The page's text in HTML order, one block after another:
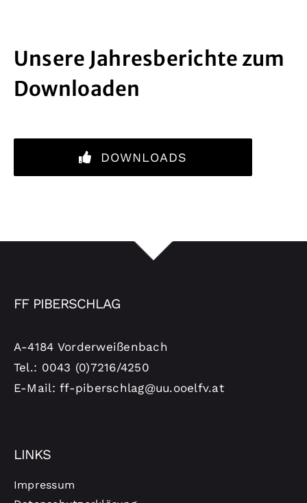
Unsere Jahresberichte zum
Downloaden
DOWNLOADS
FF PIBERSCHLAG
A-4184 Vorderweißenbach
Tel.: 0043 (0)7216/4250
E-Mail: ff-piberschlag@uu.ooelfv.at
LINKS
Impressum